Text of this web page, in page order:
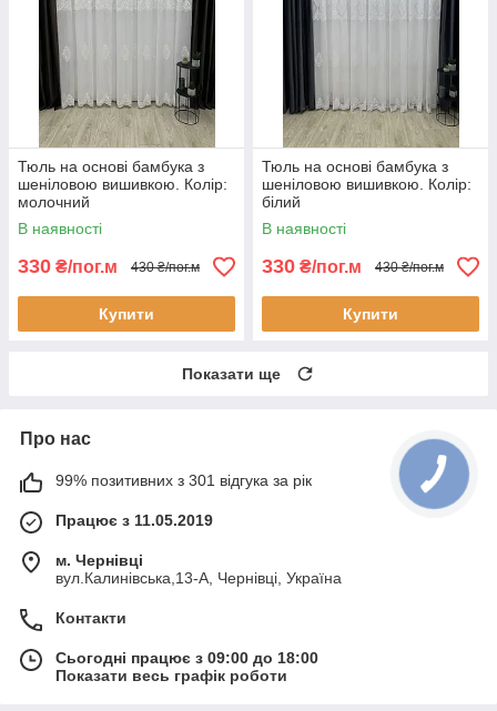
Тюль на основі бамбука з
шеніловою вишивкою. Колір:
молочний
В наявності
330 ₴/пог.м 430 ₴/пог.м
Купити
Тюль на основі бамбука з
шеніловою вишивкою. Колір:
білий
В наявності
330 ₴/пог.м 430 ₴/пог.м
Купити
Показати ще
Про нас
99% позитивних з 301 відгука за рік
Працює з 11.05.2019
м. Чернівці
вул.Калинівська,13-А, Чернівці, Україна
Контакти
Сьогодні працює з 09:00 до 18:00
Показати весь графік роботи